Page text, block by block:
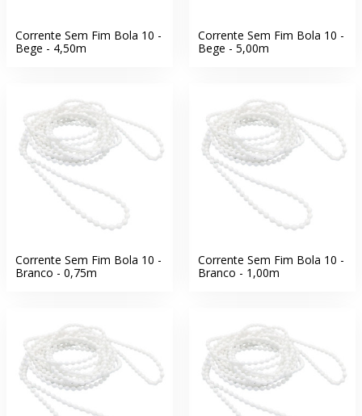
Corrente Sem Fim Bola 10 -
Bege - 4,50m
Corrente Sem Fim Bola 10 -
Bege - 5,00m
Corrente Sem Fim Bola 10 -
Branco - 0,75m
Corrente Sem Fim Bola 10 -
Branco - 1,00m